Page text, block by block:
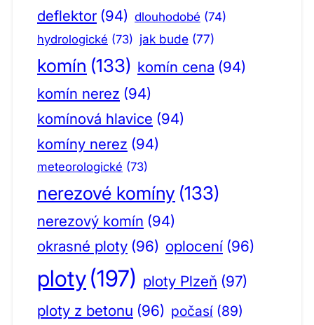
deflektor (94) dlouhodobé (74)
hydrologické (73) jak bude (77)
komín (133) komín cena (94)
komín nerez (94)
komínová hlavice (94)
komíny nerez (94)
meteorologické (73)
nerezové komíny (133)
nerezový komín (94)
okrasné ploty (96) oplocení (96)
ploty(197) ploty Plzeň (97)
ploty z betonu (96) počasí (89)